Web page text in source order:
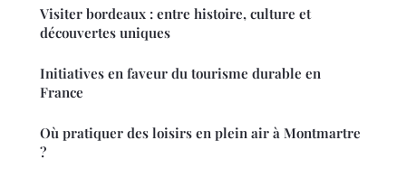
Visiter bordeaux : entre histoire, culture et
découvertes uniques
Initiatives en faveur du tourisme durable en
France
Où pratiquer des loisirs en plein air à Montmartre
?